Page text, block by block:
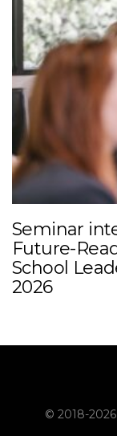
Seminar
Future-
School
2026
© 2018-